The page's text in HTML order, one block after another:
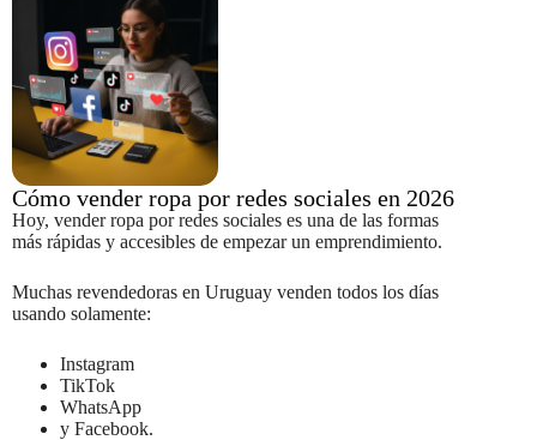
Cómo vender ropa por redes sociales en 2026
Hoy, vender ropa por redes sociales es una de las formas
más rápidas y accesibles de empezar un emprendimiento.
Muchas revendedoras en Uruguay venden todos los días
usando solamente:
Instagram
TikTok
WhatsApp
y Facebook.